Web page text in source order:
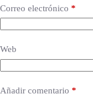
Correo electrónico *
Web
Añadir comentario *